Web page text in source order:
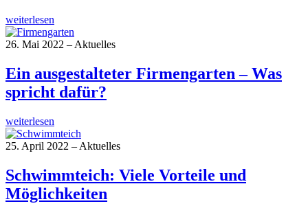
weiterlesen
26. Mai 2022 – Aktuelles
Ein ausgestalteter Firmengarten – Was
spricht dafür?
weiterlesen
25. April 2022 – Aktuelles
Schwimmteich: Viele Vorteile und
Möglichkeiten